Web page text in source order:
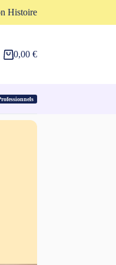
Histoire
Panier
0,00 €
Espace Pro